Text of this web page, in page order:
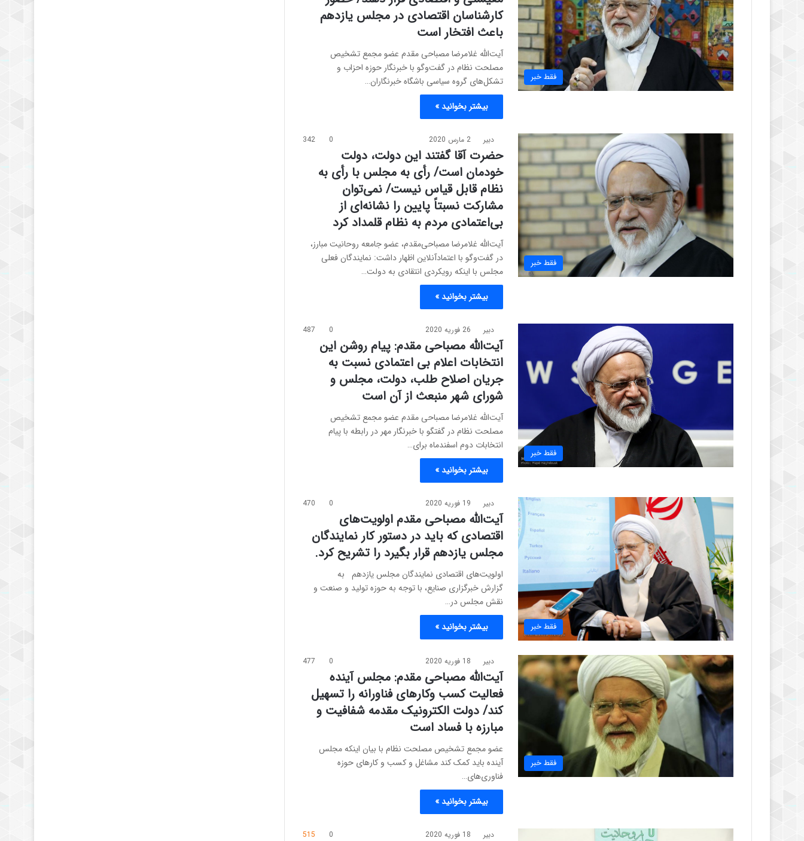
فقط خبر
کارشناسان اقتصادی در مجلس یازدهم
باعث افتخار است
آیت‌الله غلامرضا مصباحی مقدم عضو مجمع تشخیص
مصلحت نظام در گفت‌وگو با خبرنگار حوزه احزاب و
تشکل‌های گروه سیاسی باشگاه خبرنگاران…
بیشتر بخوانید »
فقط خبر
دبیر 2 مارس 2020 0
342
حضرت آقا گفتند این دولت، دولت
خودمان است/ رأی به مجلس با رأی به
نظام قابل قیاس نیست/ نمی‌توان
مشارکت نسبتاً پایین را نشانه‌ای از
بی‌اعتمادی مردم به نظام قلمداد کرد
آیت‌الله غلامرضا مصباحی‌مقدم، عضو جامعه روحانیت مبارز،
در گفت‌وگو با اعتمادآنلاین اظهار داشت: نمایندگان فعلی
مجلس با اینکه رویکردی انتقادی به دولت…
بیشتر بخوانید »
فقط خبر
دبیر 26 فوریه 2020 0
487
آیت‌الله مصباحی مقدم: پیام روشن این
انتخابات اعلام بی اعتمادی نسبت به
جریان اصلاح طلب، دولت، مجلس و
شورای شهر منبعث از آن است
آیت‌الله غلامرضا مصباحی مقدم عضو مجمع تشخیص
مصلحت نظام در گفتگو با خبرنگار مهر در رابطه با پیام
انتخابات دوم اسفندماه برای…
بیشتر بخوانید »
فقط خبر
دبیر 19 فوریه 2020 0
470
آیت‌الله مصباحی مقدم اولویت‌های
اقتصادی که باید در دستور کار نمایندگان
مجلس یازدهم قرار بگیرد را تشریح کرد.
اولویت‌های اقتصادی نمایندگان مجلس یازدهم به
گزارش خبرگزاری صنایع، با توجه به حوزه تولید و صنعت و
نقش مجلس در…
بیشتر بخوانید »
فقط خبر
دبیر 18 فوریه 2020 0
477
آیت‌الله مصباحی مقدم: مجلس آینده
فعالیت‌ کسب وکارهای فناورانه را تسهیل
کند/ دولت الکترونیک مقدمه شفافیت و
مبارزه با فساد است
عضو مجمع تشخیص مصلحت نظام با بیان اینکه مجلس
آینده باید کمک کند مشاغل و کسب و کارهای حوزه
فناوری‌های…
بیشتر بخوانید »
دبیر 18 فوریه 2020 0
515